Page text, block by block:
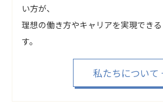
い方が、
理想の働き方やキャリアを実現でき
す。
私たちについて